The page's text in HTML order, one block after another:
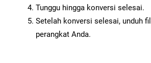
Tunggu hingga konversi selesai.
Setelah konversi selesai, unduh
perangkat Anda.